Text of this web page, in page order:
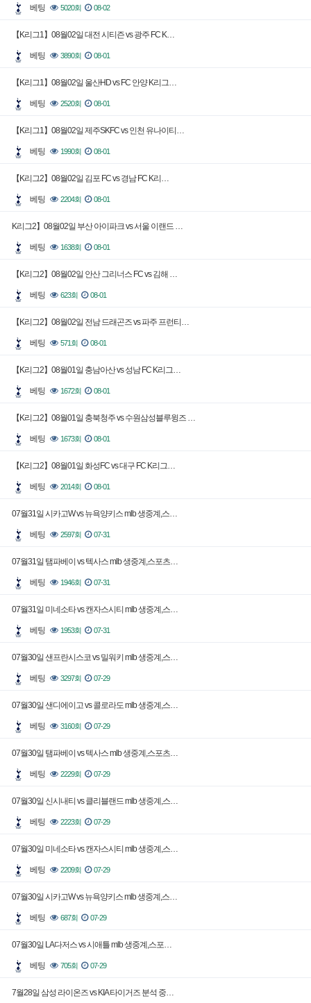
베팅 5020회 08-02
【K리그1】08월02일 대전 시티즌 vs 광주 FC K…
베팅 3890회 08-01
【K리그1】08월02일 울산HD vs FC 안양 K리그…
베팅 2520회 08-01
【K리그1】08월02일 제주SKFC vs 인천 유나이티…
베팅 1990회 08-01
【K리그2】08월02일 김포 FC vs 경남 FC K리…
베팅 2204회 08-01
K리그2】08월02일 부산 아이파크 vs 서울 이랜드 …
베팅 1638회 08-01
【K리그2】08월02일 안산 그리너스 FC vs 김해 …
베팅 623회 08-01
【K리그2】08월02일 전남 드래곤즈 vs 파주 프런티…
베팅 571회 08-01
【K리그2】08월01일 충남아산 vs 성남 FC K리그…
베팅 1672회 08-01
【K리그2】08월01일 충북청주 vs 수원삼성블루윙즈 …
베팅 1673회 08-01
【K리그2】08월01일 화성FC vs 대구 FC K리그…
베팅 2014회 08-01
07월31일 시카고W vs 뉴욕양키스 mlb 생중계,스…
베팅 2597회 07-31
07월31일 탬파베이 vs 텍사스 mlb 생중계,스포츠…
베팅 1946회 07-31
07월31일 미네소타 vs 캔자스시티 mlb 생중계,스…
베팅 1953회 07-31
07월30일 샌프란시스코 vs 밀워키 mlb 생중계,스…
베팅 3297회 07-29
07월30일 샌디에이고 vs 콜로라도 mlb 생중계,스…
베팅 3160회 07-29
07월30일 탬파베이 vs 텍사스 mlb 생중계,스포츠…
베팅 2229회 07-29
07월30일 신시내티 vs 클리블랜드 mlb 생중계,스…
베팅 2223회 07-29
07월30일 미네소타 vs 캔자스시티 mlb 생중계,스…
베팅 2209회 07-29
07월30일 시카고W vs 뉴욕양키스 mlb 생중계,스…
베팅 687회 07-29
07월30일 LA다저스 vs 시애틀 mlb 생중계,스포…
베팅 705회 07-29
7월28일 삼성 라이온즈 vs KIA 타이거즈 분석 중…